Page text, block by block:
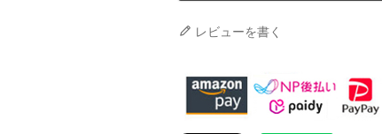
レビューを書く